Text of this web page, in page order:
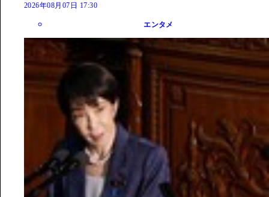
2026年08月07日 17:30
エンタメ